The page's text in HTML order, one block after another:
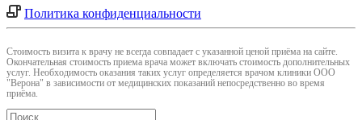
Политика конфиденциальности
Cтоимость визита к врачу не всегда совпадает с указанной ценой приёма на сайте.
Окончательная стоимость приема врача может включать стоимость дополнительных
услуг. Необходимость оказания таких услуг определяется врачом клиники ООО
"Верона" в зависимости от медицинских показаний непосредственно во время
приёма.